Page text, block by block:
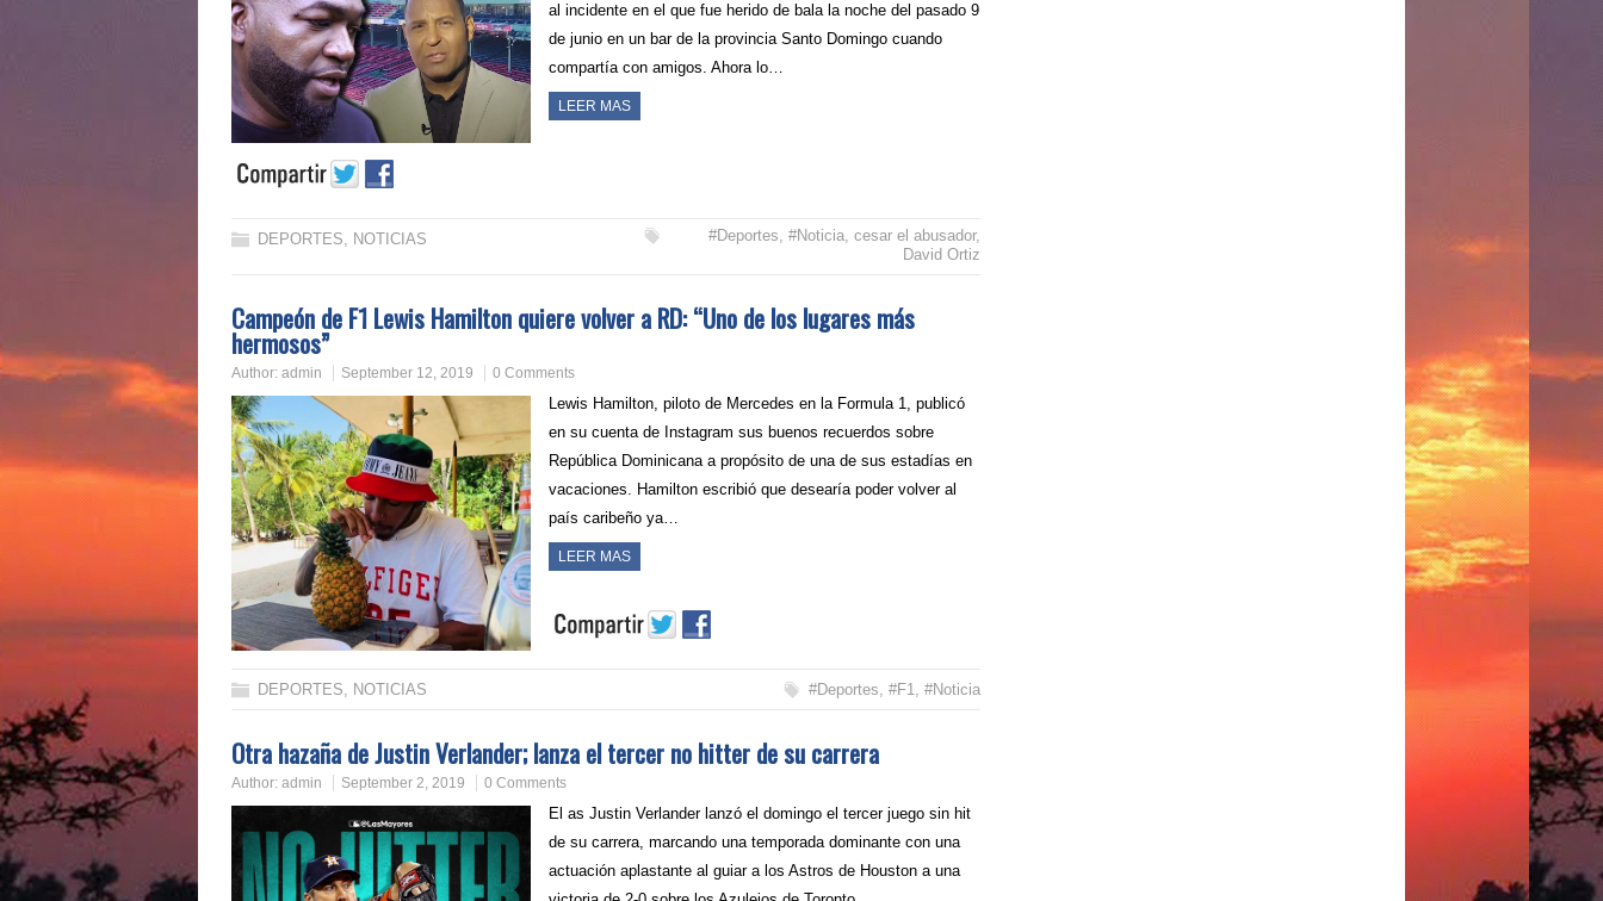
al incidente en el que fue herido de bala la noche del pasado 9
de junio en un bar de la provincia Santo Domingo cuando
compartía con amigos. Ahora lo…
LEER MAS
DEPORTES, NOTICIAS #Deportes, #Noticia, cesar el abusador,
David Ortiz
Campeón de F1 Lewis Hamilton quiere volver a RD: “Uno de los lugares más
hermosos”
Author: admin September 12, 2019 0 Comments
Lewis Hamilton, piloto de Mercedes en la Formula 1, publicó
en su cuenta de Instagram sus buenos recuerdos sobre
República Dominicana a propósito de una de sus estadías en
vacaciones. Hamilton escribió que desearía poder volver al
país caribeño ya…
LEER MAS
DEPORTES, NOTICIAS #Deportes, #F1, #Noticia
Otra hazaña de Justin Verlander; lanza el tercer no hitter de su carrera
Author: admin September 2, 2019 0 Comments
El as Justin Verlander lanzó el domingo el tercer juego sin hit
de su carrera, marcando una temporada dominante con una
actuación aplastante al guiar a los Astros de Houston a una